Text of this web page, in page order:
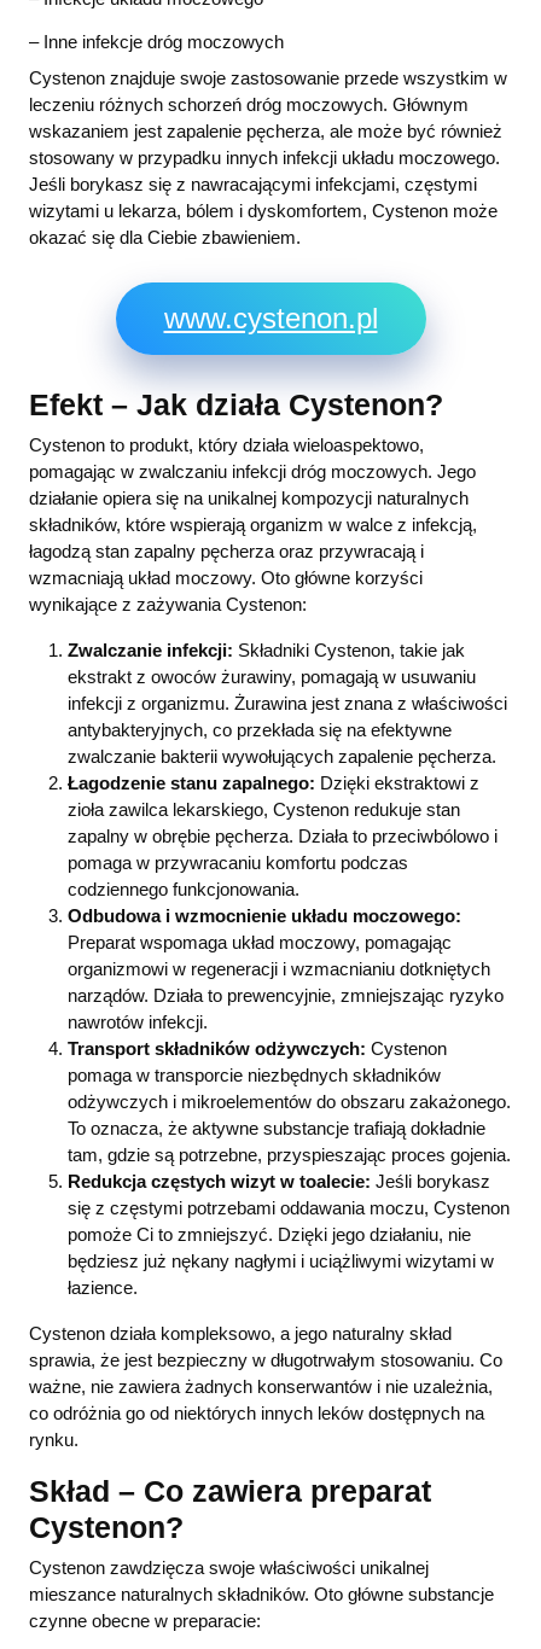
– Inne infekcje dróg moczowych
Cystenon znajduje swoje zastosowanie przede wszystkim w
leczeniu różnych schorzeń dróg moczowych. Głównym
wskazaniem jest zapalenie pęcherza, ale może być również
stosowany w przypadku innych infekcji układu moczowego.
Jeśli borykasz się z nawracającymi infekcjami, częstymi
wizytami u lekarza, bólem i dyskomfortem, Cystenon może
okazać się dla Ciebie zbawieniem.
www.cystenon.pl
Efekt – Jak działa Cystenon?
Cystenon to produkt, który działa wieloaspektowo,
pomagając w zwalczaniu infekcji dróg moczowych. Jego
działanie opiera się na unikalnej kompozycji naturalnych
składników, które wspierają organizm w walce z infekcją,
łagodzą stan zapalny pęcherza oraz przywracają i
wzmacniają układ moczowy. Oto główne korzyści
wynikające z zażywania Cystenon:
Zwalczanie infekcji: Składniki Cystenon, takie jak
ekstrakt z owoców żurawiny, pomagają w usuwaniu
infekcji z organizmu. Żurawina jest znana z właściwości
antybakteryjnych, co przekłada się na efektywne
zwalczanie bakterii wywołujących zapalenie pęcherza.
Łagodzenie stanu zapalnego: Dzięki ekstraktowi z
zioła zawilca lekarskiego, Cystenon redukuje stan
zapalny w obrębie pęcherza. Działa to przeciwbólowo i
pomaga w przywracaniu komfortu podczas
codziennego funkcjonowania.
Odbudowa i wzmocnienie układu moczowego:
Preparat wspomaga układ moczowy, pomagając
organizmowi w regeneracji i wzmacnianiu dotkniętych
narządów. Działa to prewencyjnie, zmniejszając ryzyko
nawrotów infekcji.
Transport składników odżywczych: Cystenon
pomaga w transporcie niezbędnych składników
odżywczych i mikroelementów do obszaru zakażonego.
To oznacza, że aktywne substancje trafiają dokładnie
tam, gdzie są potrzebne, przyspieszając proces gojenia.
Redukcja częstych wizyt w toalecie: Jeśli borykasz
się z częstymi potrzebami oddawania moczu, Cystenon
pomoże Ci to zmniejszyć. Dzięki jego działaniu, nie
będziesz już nękany nagłymi i uciążliwymi wizytami w
łazience.
Cystenon działa kompleksowo, a jego naturalny skład
sprawia, że jest bezpieczny w długotrwałym stosowaniu. Co
ważne, nie zawiera żadnych konserwantów i nie uzależnia,
co odróżnia go od niektórych innych leków dostępnych na
rynku.
Skład – Co zawiera preparat
Cystenon?
Cystenon zawdzięcza swoje właściwości unikalnej
mieszance naturalnych składników. Oto główne substancje
czynne obecne w preparacie: